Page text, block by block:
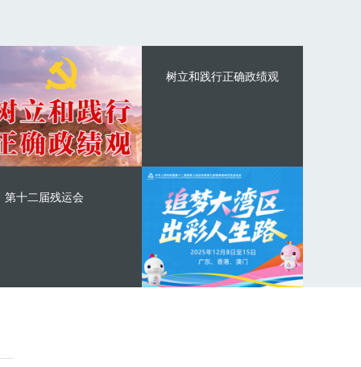
树立和践行正确政绩观
第十二届残运会